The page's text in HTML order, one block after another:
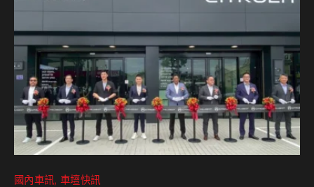
渡、八里及淡水區域。此據點的設立，不僅是星聯汽車繼昆
要布局，更象徵其持續擴大銷售與售後服務量能。未來，星聯
汽車將以更貼近消費者日常生活圈的方式提供服務，全面…
國內車訊 車壇快訊